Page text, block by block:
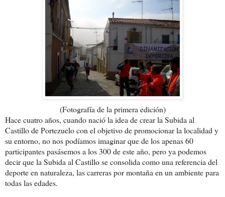
(Fotografía de la primera edición)
Hace cuatro años, cuando nació la idea de crear la Subida al
Castillo de Portezuelo con el objetivo de promocionar la localidad y
su entorno, no nos podíamos imaginar que de los apenas 60
participantes pasásemos a los 300 de este año, pero ya podemos
decir que la Subida al Castillo se consolida como una referencia del
deporte en naturaleza, las carreras por montaña en un ambiente para
todas las edades.